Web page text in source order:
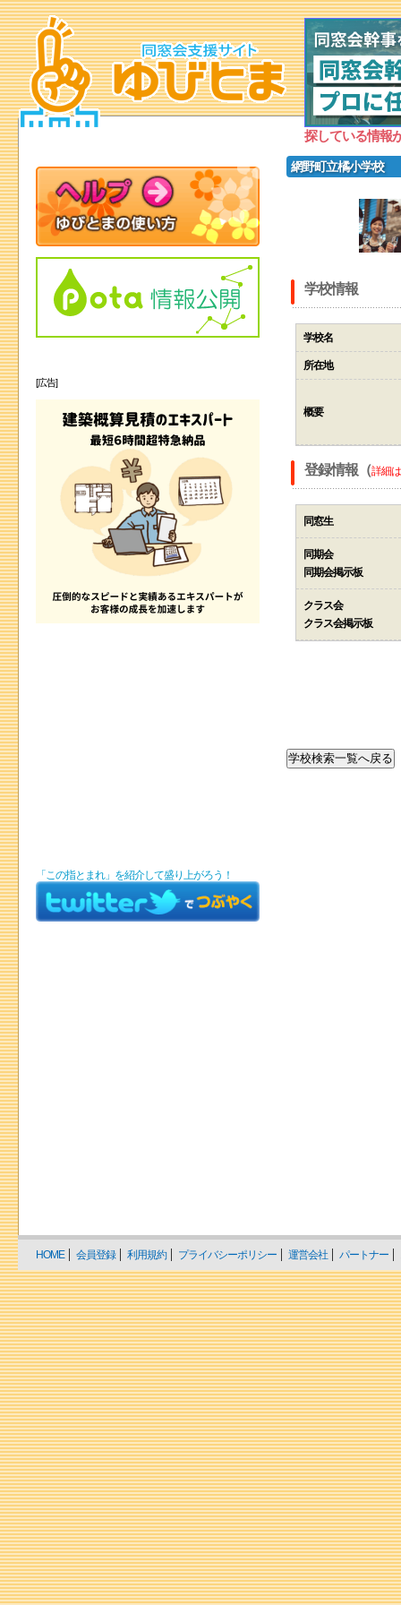
探している情報
網野町立橘小学校
学校情報
学校名
所在地
概要
登録情報（詳細
同窓生
同期会
同期会掲示板
クラス会
クラス会掲示板
[広告]
「この指とまれ」を紹介して盛り上がろう！
HOME 会員登録 利用規約 プライバシーポリシー 運営会社 パートナー